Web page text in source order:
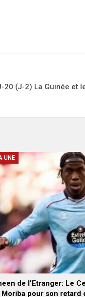
20 (J-2) La Guinée et
UNE
de l’Etranger: Le
Moriba pour son retard